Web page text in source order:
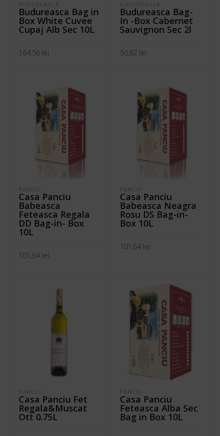
BUDUREASCA
Budureasca Bag in
Box White Cuvee
Cupaj Alb Sec 10L
164,56 lei
BUDUREASCA
Budureasca Bag-
In -Box Cabernet
Sauvignon Sec 2l
50,82 lei
PANCIU
Casa Panciu
Babeasca
Feteasca Regala
DD Bag-in- Box
10L
101,64 lei
PANCIU
Casa Panciu
Babeasca Neagra
Rosu DS Bag-in-
Box 10L
101,64 lei
PANCIU
Casa Panciu Fet
Regala&Muscat
Ott 0.75L
PANCIU
Casa Panciu
Feteasca Alba Sec
Bag in Box 10L